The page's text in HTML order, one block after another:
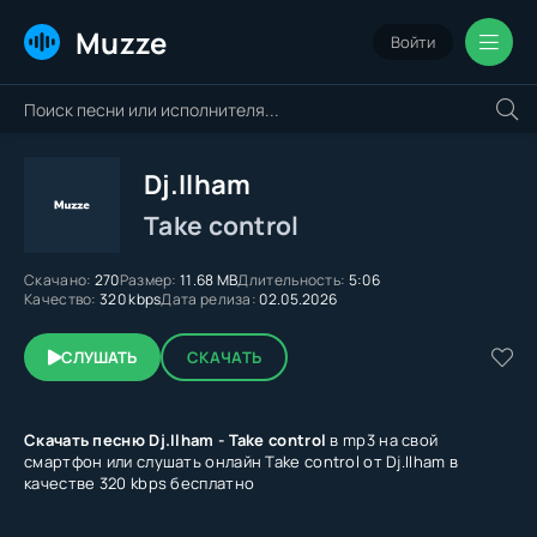
Muzze Войти
Dj.Ilham
Take control
Скачано: 270Размер: 11.68 MBДлительность: 5:06
Качество: 320 kbpsДата релиза:02.05.2026
СЛУШАТЬ СКАЧАТЬ
Скачать песню Dj.Ilham - Take control в mp3 на свой
смартфон или слушать онлайн Take control от Dj.Ilham в
качестве 320 kbps бесплатно